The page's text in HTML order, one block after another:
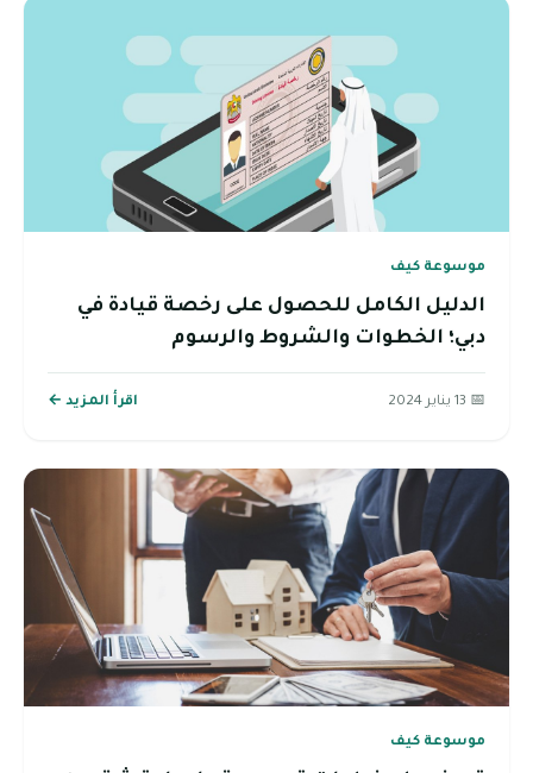
موسوعة كيف
الدليل الكامل للحصول على رخصة قيادة في
دبي؛ الخطوات والشروط والرسوم
📅 13 يناير 2024 اقرأ المزيد ←
موسوعة كيف